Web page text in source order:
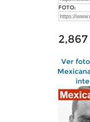
FOTO:
2,867
Ver